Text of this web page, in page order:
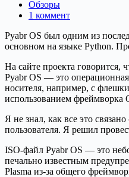
Обзоры
1 коммент
Pyabr OS был одним из
основном на языке Python.
На сайте проекта говорится,
Pyabr OS — это
носителя, например, с
использованием фреймворка
Я не знал, как все это
пользователя. Я решил
ISO-файл Pyabr OS — это
печально известным
Plasma из-за общего